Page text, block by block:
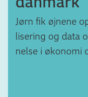
Jørn fik øjnene
lisering og data
nelse i økonomi